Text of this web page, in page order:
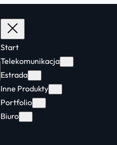
Start
Telekomunikacja
Estrada
Inne Produkty
Portfolio
Biuro